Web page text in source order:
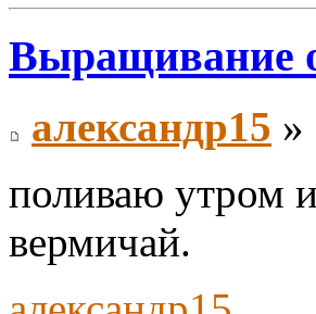
Выращивание
александр15 »
поливаю утром
вермичай.